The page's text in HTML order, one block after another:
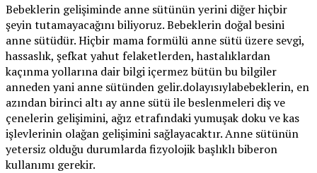
Bebeklerin gelişiminde anne sütünün yerini diğer hiçbir
şeyin tutamayacağını biliyoruz. Bebeklerin doğal besini
anne sütüdür. Hiçbir mama formülü anne sütü üzere sevgi,
hassaslık, şefkat yahut felaketlerden, hastalıklardan
kaçınma yollarına dair bilgi içermez bütün bu bilgiler
anneden yani anne sütünden gelir.dolayısıylabebeklerin, en
azından birinci altı ay anne sütü ile beslenmeleri diş ve
çenelerin gelişimini, ağız etrafındaki yumuşak doku ve kas
işlevlerinin olağan gelişimini sağlayacaktır. Anne sütünün
yetersiz olduğu durumlarda fizyolojik başlıklı biberon
kullanımı gerekir.